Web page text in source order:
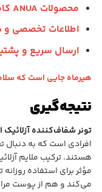
محصولات ANUA کاملاً اصل هستند.
اطلاعات تخصصی و
ارسال سریع و
هیرماه جایی است که
نتیجه‌گیری
تونر شفاف‌کننده آزلائیک اسید و ۳
افرادی است که به
هستند. ترکیب ملایم
مؤثر برای استفاده
می‌کند و هم از پوست